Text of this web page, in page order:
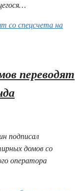
переводят
подписал
домов со
оператора